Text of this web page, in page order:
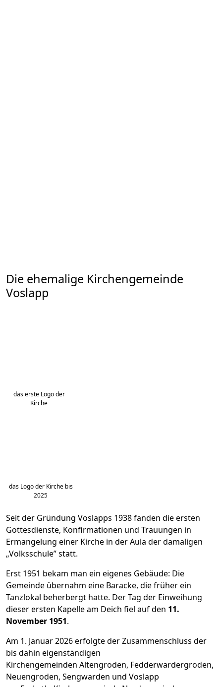
Die ehemalige Kirchengemeinde
Voslapp
das erste Logo der
Kirche
das Logo der Kirche bis
2025
Seit der Gründung Voslapps 1938 fanden die ersten
Gottesdienste, Konfirmationen und Trauungen in
Ermangelung einer Kirche in der Aula der damaligen
„Volksschule” statt.
Erst 1951 bekam man ein eigenes Gebäude: Die
Gemeinde übernahm eine Baracke, die früher ein
Tanzlokal beherbergt hatte. Der Tag der Einweihung
dieser ersten Kapelle am Deich fiel auf den 11.
November 1951.
Am 1. Januar 2026 erfolgte der Zusammenschluss der
bis dahin eigenständigen
Kirchengemeinden Altengroden, Fedderwardergroden,
Neuengroden, Sengwarden und Voslapp